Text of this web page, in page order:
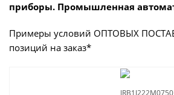
приборы. Промышленная
Примеры условий ОПТОВЫХ
позиций на заказ*